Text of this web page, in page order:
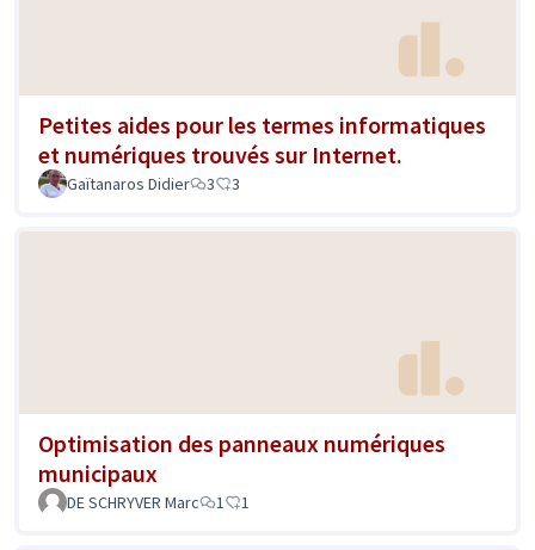
Petites aides pour les termes informatiques
et numériques trouvés sur Internet.
Gaïtanaros Didier 3 3
Optimisation des panneaux numériques
municipaux
DE SCHRYVER Marc 1 1